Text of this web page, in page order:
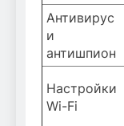
Антивирус
и
антишпион
Настройки
Wi-Fi